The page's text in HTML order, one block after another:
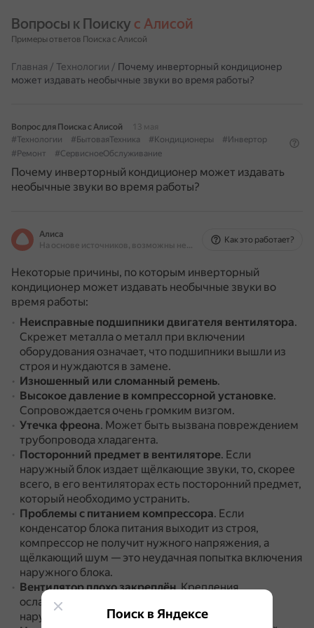
Вопросы к Поиску с Алисой
Примеры ответов Поиска с Алисой
Главная / Технологии / Почему инверторный кондиционер
может издавать необычные звуки во время работы?
Вопрос для Поиска с Алисой
13 мая
#Технологии
#БытоваяТехника #Кондиционеры
#Инвертор
#Ремонт
#СервисноеОбслуживание
Почему инверторный кондиционер может издавать
необычные звуки во время работы?
Алиса
На основе источников, возможны неточности
Как это работает?
Некоторые причины, по которым инверторный
кондиционер может издавать необычные звуки во
время работы:
Неисправные подшипники двигателя вентилятора.
Скрежет металла о металл при включении
оборудования означает, что подшипники вышли из
строя и нуждаются в замене.
Изношенный или сломанный ремень.
Высокое давление в компрессорной установке.
Сопровождается очень громким визгом.
Утечка фреона. Может быть вызвана повреждением
трубопровода хладагента.
Посторонний предмет в вентиляторе. Если
наружный блок издает щёлкающие звуки, то, скорее
всего, в его вентиляторах есть посторонний предмет,
который необходимо устранить.
Проблемы с питанием компрессора. Если
конденсатор блока питания выходит из строя,
компрессор не получит нужного напряжения, а
щёлкающий шум — это неудачная попытка включения
наружного блока.
Вентилятор плохо закреплён.Крепления
ослабевают, и вентилятор ударяется о корпус
наружного блока.Поиск в Яндексе